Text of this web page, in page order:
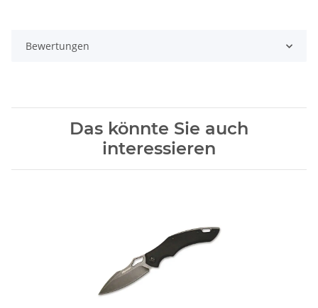
Bewertungen
Das könnte Sie auch
interessieren